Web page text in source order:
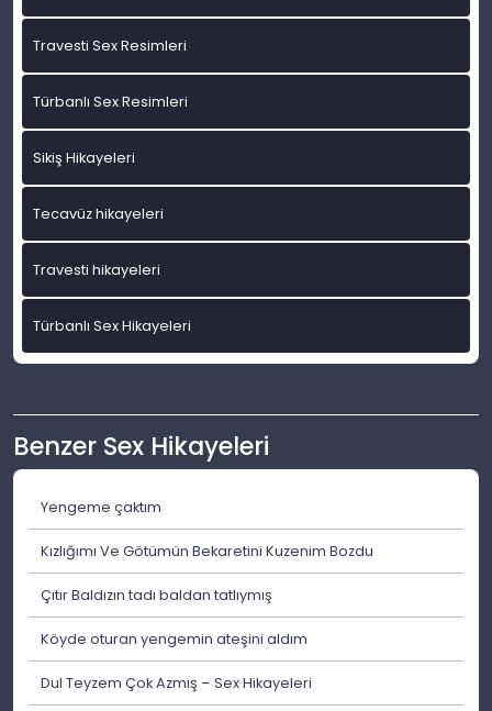
Travesti Sex Resimleri
Türbanlı Sex Resimleri
Sikiş Hikayeleri
Tecavüz hikayeleri
Travesti hikayeleri
Türbanlı Sex Hikayeleri
Benzer Sex Hikayeleri
Yengeme çaktım
Kızlığımı Ve Götümün Bekaretini Kuzenim Bozdu
Çıtır Baldızın tadı baldan tatlıymış
Köyde oturan yengemin ateşini aldım
Dul Teyzem Çok Azmış – Sex Hikayeleri